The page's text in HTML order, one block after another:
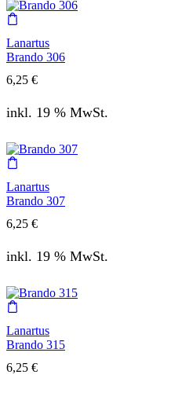
Lanartus
Brando 306
6,25 €
inkl. 19 % MwSt.
Lanartus
Brando 307
6,25 €
inkl. 19 % MwSt.
Lanartus
Brando 315
6,25 €